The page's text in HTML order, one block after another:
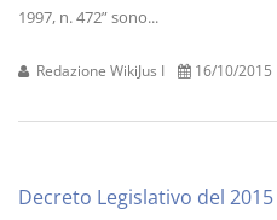
1997, n. 472” sono...
Redazione WikiJus I 16/10/2015
Decreto Legislativo del